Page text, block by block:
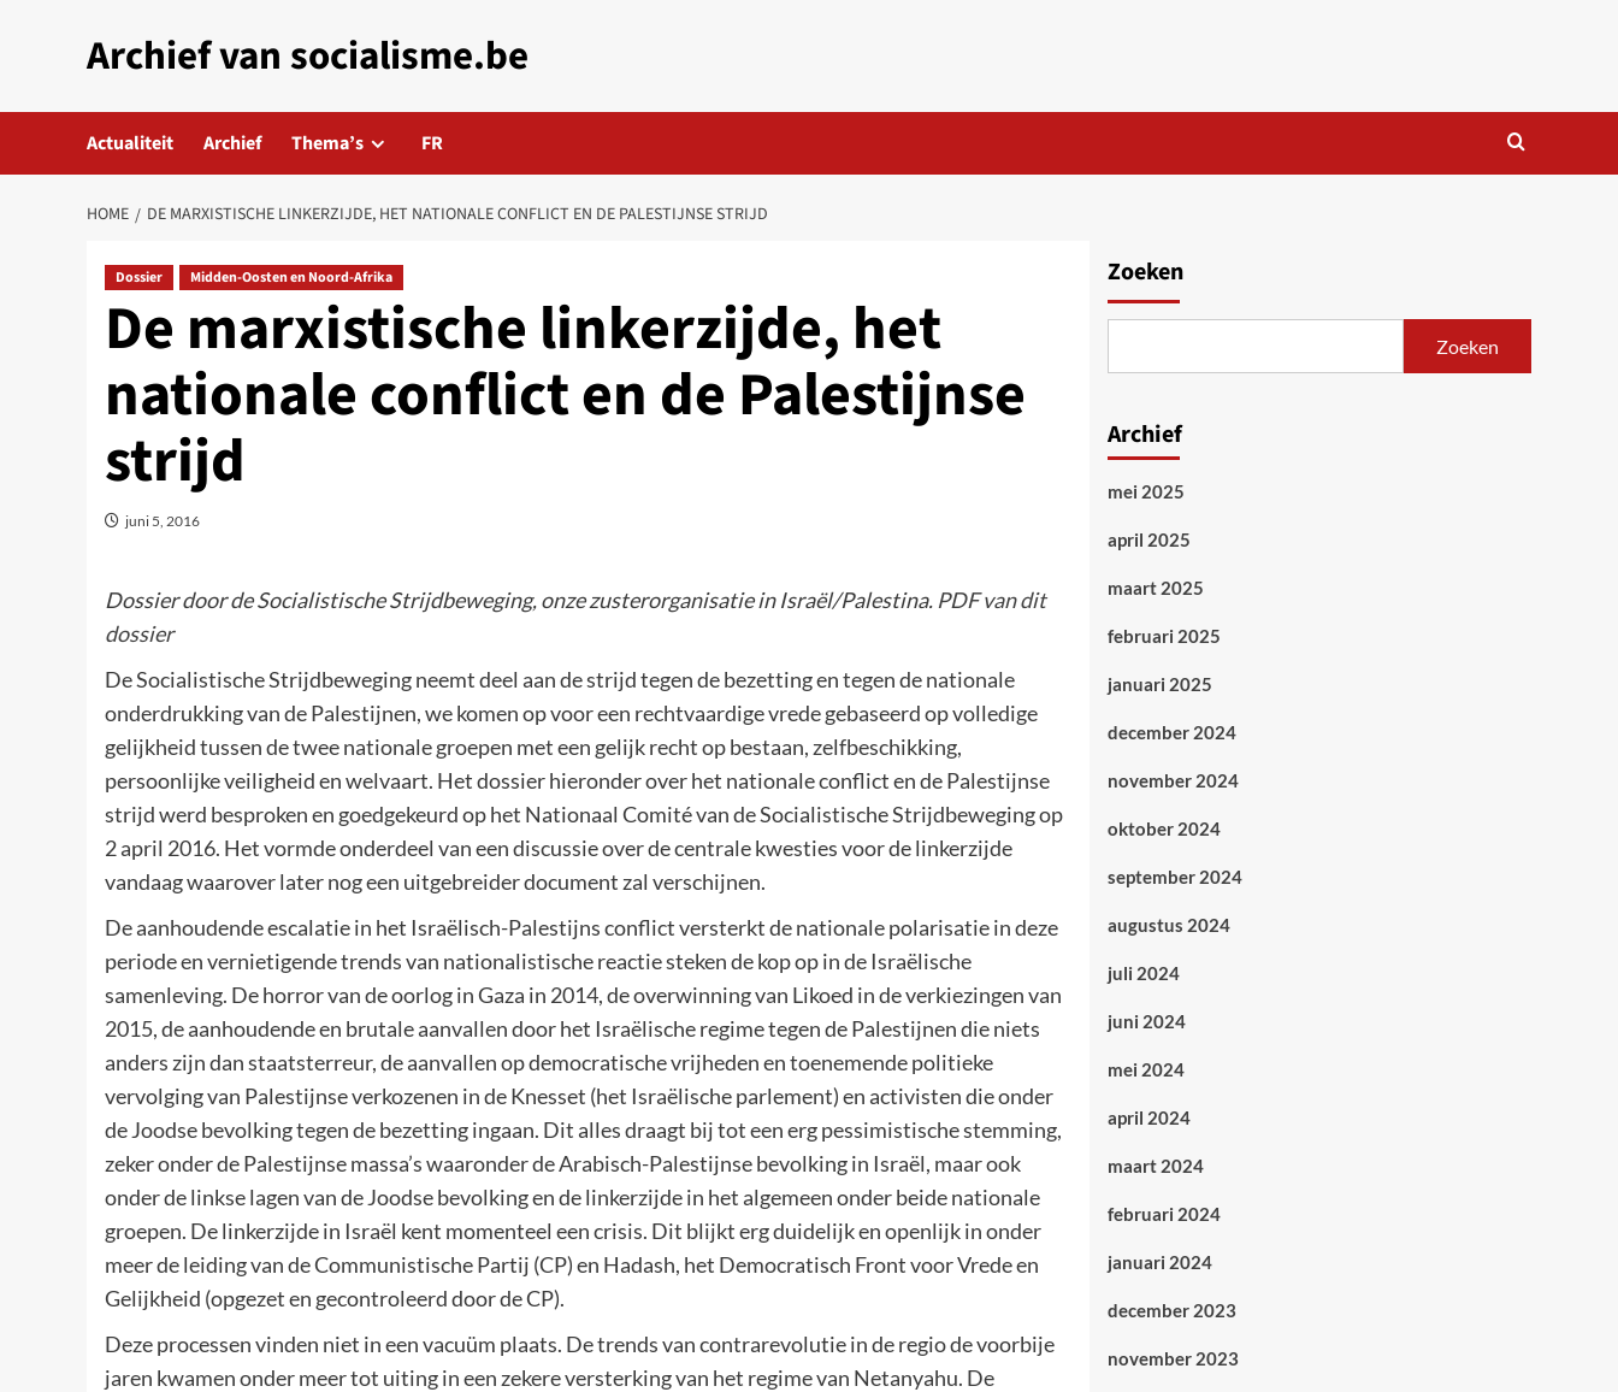
Archief van socialisme.be
Actualiteit Archief Thema’s FR
HOME DE MARXISTISCHE LINKERZIJDE, HET NATIONALE CONFLICT EN DE PALESTIJNSE STRIJD
Dossier Midden-Oosten en Noord-Afrika
De marxistische linkerzijde, het
nationale conflict en de Palestijnse
strijd
juni 5, 2016
Dossier door de Socialistische Strijdbeweging, onze zusterorganisatie in Israël/Palestina. PDF van dit
dossier
De Socialistische Strijdbeweging neemt deel aan de strijd tegen de bezetting en tegen de nationale
onderdrukking van de Palestijnen, we komen op voor een rechtvaardige vrede gebaseerd op volledige
gelijkheid tussen de twee nationale groepen met een gelijk recht op bestaan, zelfbeschikking,
persoonlijke veiligheid en welvaart. Het dossier hieronder over het nationale conflict en de Palestijnse
strijd werd besproken en goedgekeurd op het Nationaal Comité van de Socialistische Strijdbeweging op
2 april 2016. Het vormde onderdeel van een discussie over de centrale kwesties voor de linkerzijde
vandaag waarover later nog een uitgebreider document zal verschijnen.
De aanhoudende escalatie in het Israëlisch-Palestijns conflict versterkt de nationale polarisatie in deze
periode en vernietigende trends van nationalistische reactie steken de kop op in de Israëlische
samenleving. De horror van de oorlog in Gaza in 2014, de overwinning van Likoed in de verkiezingen van
2015, de aanhoudende en brutale aanvallen door het Israëlische regime tegen de Palestijnen die niets
anders zijn dan staatsterreur, de aanvallen op democratische vrijheden en toenemende politieke
vervolging van Palestijnse verkozenen in de Knesset (het Israëlische parlement) en activisten die onder
de Joodse bevolking tegen de bezetting ingaan. Dit alles draagt bij tot een erg pessimistische stemming,
zeker onder de Palestijnse massa’s waaronder de Arabisch-Palestijnse bevolking in Israël, maar ook
onder de linkse lagen van de Joodse bevolking en de linkerzijde in het algemeen onder beide nationale
groepen. De linkerzijde in Israël kent momenteel een crisis. Dit blijkt erg duidelijk en openlijk in onder
meer de leiding van de Communistische Partij (CP) en Hadash, het Democratisch Front voor Vrede en
Gelijkheid (opgezet en gecontroleerd door de CP).
Deze processen vinden niet in een vacuüm plaats. De trends van contrarevolutie in de regio de voorbije
jaren kwamen onder meer tot uiting in een zekere versterking van het regime van Netanyahu. De
Zoeken
Zoeken
Archief
mei 2025
april 2025
maart 2025
februari 2025
januari 2025
december 2024
november 2024
oktober 2024
september 2024
augustus 2024
juli 2024
juni 2024
mei 2024
april 2024
maart 2024
februari 2024
januari 2024
december 2023
november 2023